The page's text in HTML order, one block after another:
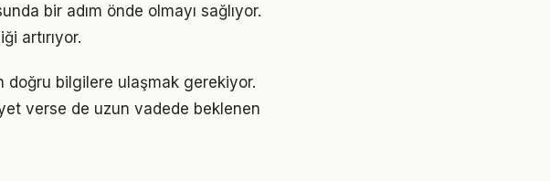
bir adım önde olmayı sağlıyor.
artırıyor.
doğru bilgilere ulaşmak gerekiyor.
verse de uzun vadede beklenen